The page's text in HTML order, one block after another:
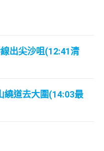
出尖沙咀(12:41清
繞道去大圍(14:03最